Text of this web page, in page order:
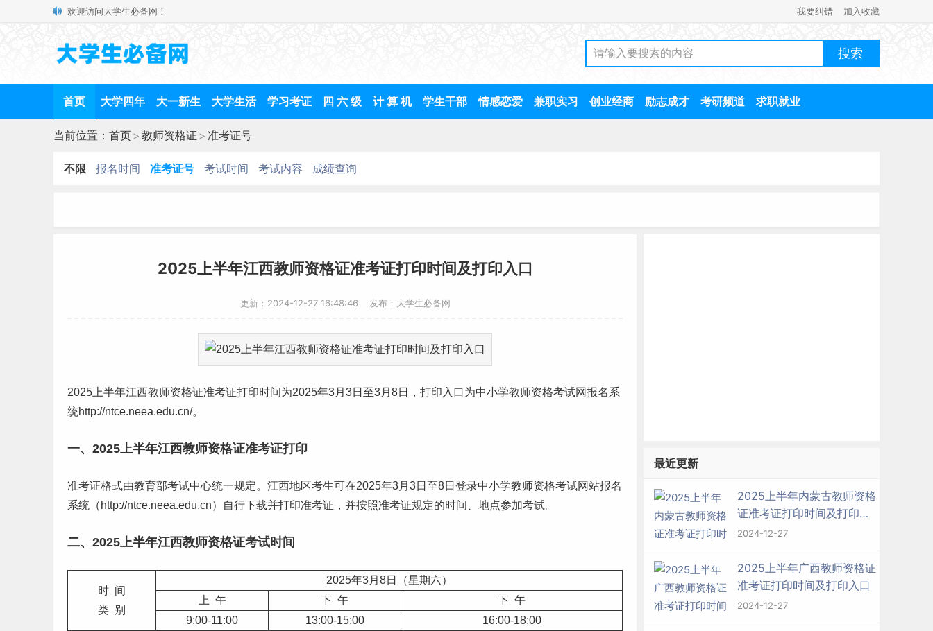
欢迎访问大学生必备网！ 我要纠错 加入收藏
首页 大学四年 大一新生 大学生活 学习考证 四 六 级 计 算 机 学生干部 情感恋爱 兼职实习 创业经商 励志成才 考研频道 求职就业
当前位置： 首页> 教师资格证 > 准考证号
不限 报名时间 准考证号 考试时间 考试内容 成绩查询
2025上半年江西教师资格证准考证打印时间及打印入口
更新：2024-12-27 16:48:46 发布：大学生必备网
2025上半年江西教师资格证准考证打印时间为2025年3月3日至3月8日，打印入口为中小学教师资格考试网报名系
统http://ntce.neea.edu.cn/。
一、2025上半年江西教师资格证准考证打印
准考证格式由教育部考试中心统一规定。江西地区考生可在2025年3月3日至8日登录中小学教师资格考试网站报名
系统（http://ntce.neea.edu.cn）自行下载并打印准考证，并按照准考证规定的时间、地点参加考试。
二、2025上半年江西教师资格证考试时间
时 间
类 别
2025年3月8日（星期六）
上 午
下 午
下 午
9:00-11:00
13:00-15:00
16:00-18:00
最近更新
2025上半年内蒙古教师资格
证准考证打印时间及打印入
口
2024-12-27
2025上半年广西教师资格证
准考证打印时间及打印入口
2024-12-27